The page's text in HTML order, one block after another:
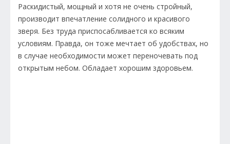
Раскидистый, мощный и хотя не очень стройный,
производит впечатление солидного и красивого
зверя. Без труда приспосабливается ко всяким
условиям. Правда, он тоже мечтает об удобствах, но
в случае необходимости может переночевать под
открытым небом. Обладает хорошим здоровьем.